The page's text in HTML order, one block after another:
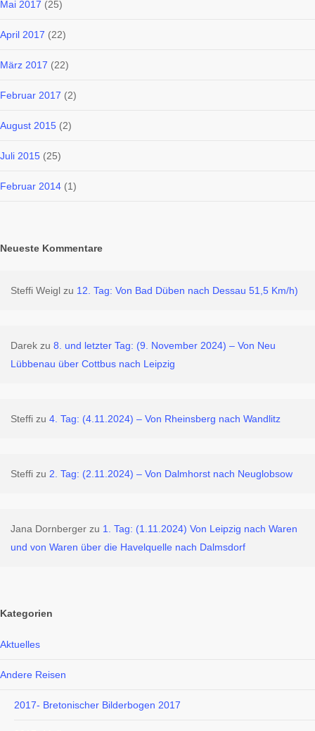
Mai 2017 (25)
April 2017 (22)
März 2017 (22)
Februar 2017 (2)
August 2015 (2)
Juli 2015 (25)
Februar 2014 (1)
Neueste Kommentare
Steffi Weigl zu 12. Tag: Von Bad Düben nach Dessau 51,5 Km/h)
Darek zu 8. und letzter Tag: (9. November 2024) – Von Neu
Lübbenau über Cottbus nach Leipzig
Steffi zu 4. Tag: (4.11.2024) – Von Rheinsberg nach Wandlitz
Steffi zu 2. Tag: (2.11.2024) – Von Dalmhorst nach Neuglobsow
Jana Dornberger zu 1. Tag: (1.11.2024) Von Leipzig nach Waren
und von Waren über die Havelquelle nach Dalmsdorf
Kategorien
Aktuelles
Andere Reisen
2017- Bretonischer Bilderbogen 2017